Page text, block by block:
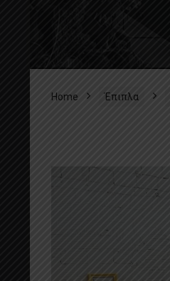
Home Έπιπλα